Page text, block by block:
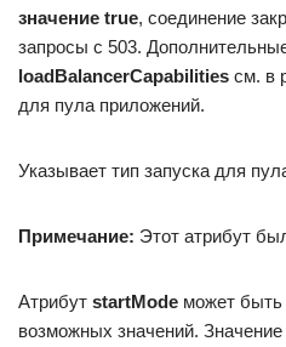
значение true, соединение
запросы с 503.
loadBalancerCapabilities см. в
для пула приложений.
Указывает тип запуска для
Примечание: Этот атрибут
Атрибут startMode может
возможных значений.